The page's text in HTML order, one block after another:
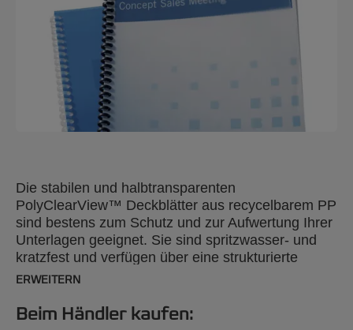
Die stabilen und halbtransparenten
PolyClearView™ Deckblätter aus recycelbarem PP
sind bestens zum Schutz und zur Aufwertung Ihrer
Unterlagen geeignet. Sie sind spritzwasser- und
kratzfest und verfügen über eine strukturierte
Oberfläche, die Blendung reduziert. DIN A4, 800
ERWEITERN
Beim Händler kaufen: